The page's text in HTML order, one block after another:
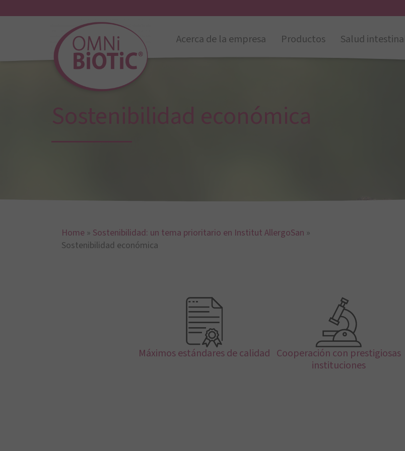
Acerca de la empresa Productos Salud
Sostenibilidad económica
Home » Sostenibilidad: un tema prioritario en Institut AllergoSan »
Sostenibilidad económica
Máximos estándares de calidad Cooperación con prestigiosas
instituciones